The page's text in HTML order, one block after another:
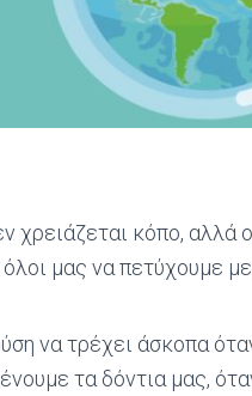
χρειάζεται κόπο,
μας να πετύχουμε
να τρέχει άσκοπα
τα δόντια μας,